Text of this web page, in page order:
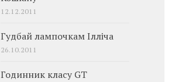
12.12.2011
Гудбай лампочкам Ілліча
26.10.2011
Годинник класу GT